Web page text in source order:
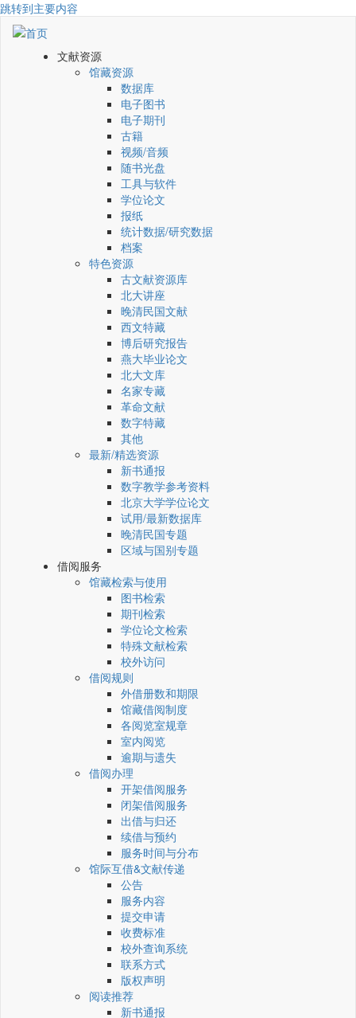
跳转到主要内容
文献资源
馆藏资源
数据库
电子图书
电子期刊
古籍
视频/音频
随书光盘
工具与软件
学位论文
报纸
统计数据/研究数据
档案
特色资源
古文献资源库
北大讲座
晚清民国文献
西文特藏
博后研究报告
燕大毕业论文
北大文库
名家专藏
革命文献
数字特藏
其他
最新/精选资源
新书通报
数字教学参考资料
北京大学学位论文
试用/最新数据库
晚清民国专题
区域与国别专题
借阅服务
馆藏检索与使用
图书检索
期刊检索
学位论文检索
特殊文献检索
校外访问
借阅规则
外借册数和期限
馆藏借阅制度
各阅览室规章
室内阅览
逾期与遗失
借阅办理
开架借阅服务
闭架借阅服务
出借与归还
续借与预约
服务时间与分布
馆际互借&文献传递
公告
服务内容
提交申请
收费标准
校外查询系统
联系方式
版权声明
阅读推荐
新书通报